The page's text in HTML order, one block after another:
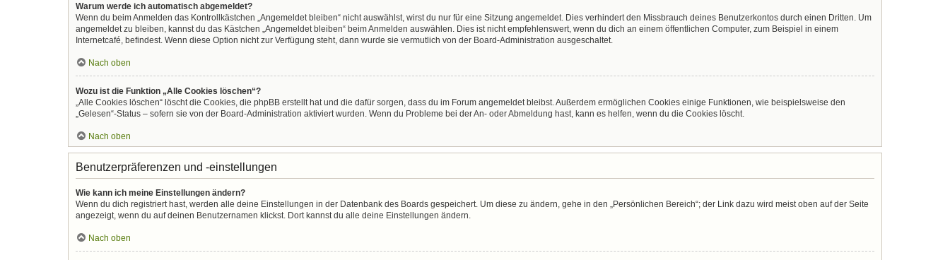
Warum werde ich automatisch abgemeldet?
Wenn du beim Anmelden das Kontrollkästchen „Angemeldet bleiben“ nicht auswählst, wirst du nur für eine Sitzung angemeldet. Dies verhindert den Missbrauch deines Benutzerkontos durch einen Dritten. Um
angemeldet zu bleiben, kannst du das Kästchen „Angemeldet bleiben“ beim Anmelden auswählen. Dies ist nicht empfehlenswert, wenn du dich an einem öffentlichen Computer, zum Beispiel in einem
Internetcafé, befindest. Wenn diese Option nicht zur Verfügung steht, dann wurde sie vermutlich von der Board-Administration ausgeschaltet.
Nach oben
Wozu ist die Funktion „Alle Cookies löschen“?
„Alle Cookies löschen“ löscht die Cookies, die phpBB erstellt hat und die dafür sorgen, dass du im Forum angemeldet bleibst. Außerdem ermöglichen Cookies einige Funktionen, wie beispielsweise den
„Gelesen“-Status – sofern sie von der Board-Administration aktiviert wurden. Wenn du Probleme bei der An- oder Abmeldung hast, kann es helfen, wenn du die Cookies löscht.
Nach oben
Benutzerpräferenzen und -einstellungen
Wie kann ich meine Einstellungen ändern?
Wenn du dich registriert hast, werden alle deine Einstellungen in der Datenbank des Boards gespeichert. Um diese zu ändern, gehe in den „Persönlichen Bereich“; der Link dazu wird meist oben auf der Seite
angezeigt, wenn du auf deinen Benutzernamen klickst. Dort kannst du alle deine Einstellungen ändern.
Nach oben